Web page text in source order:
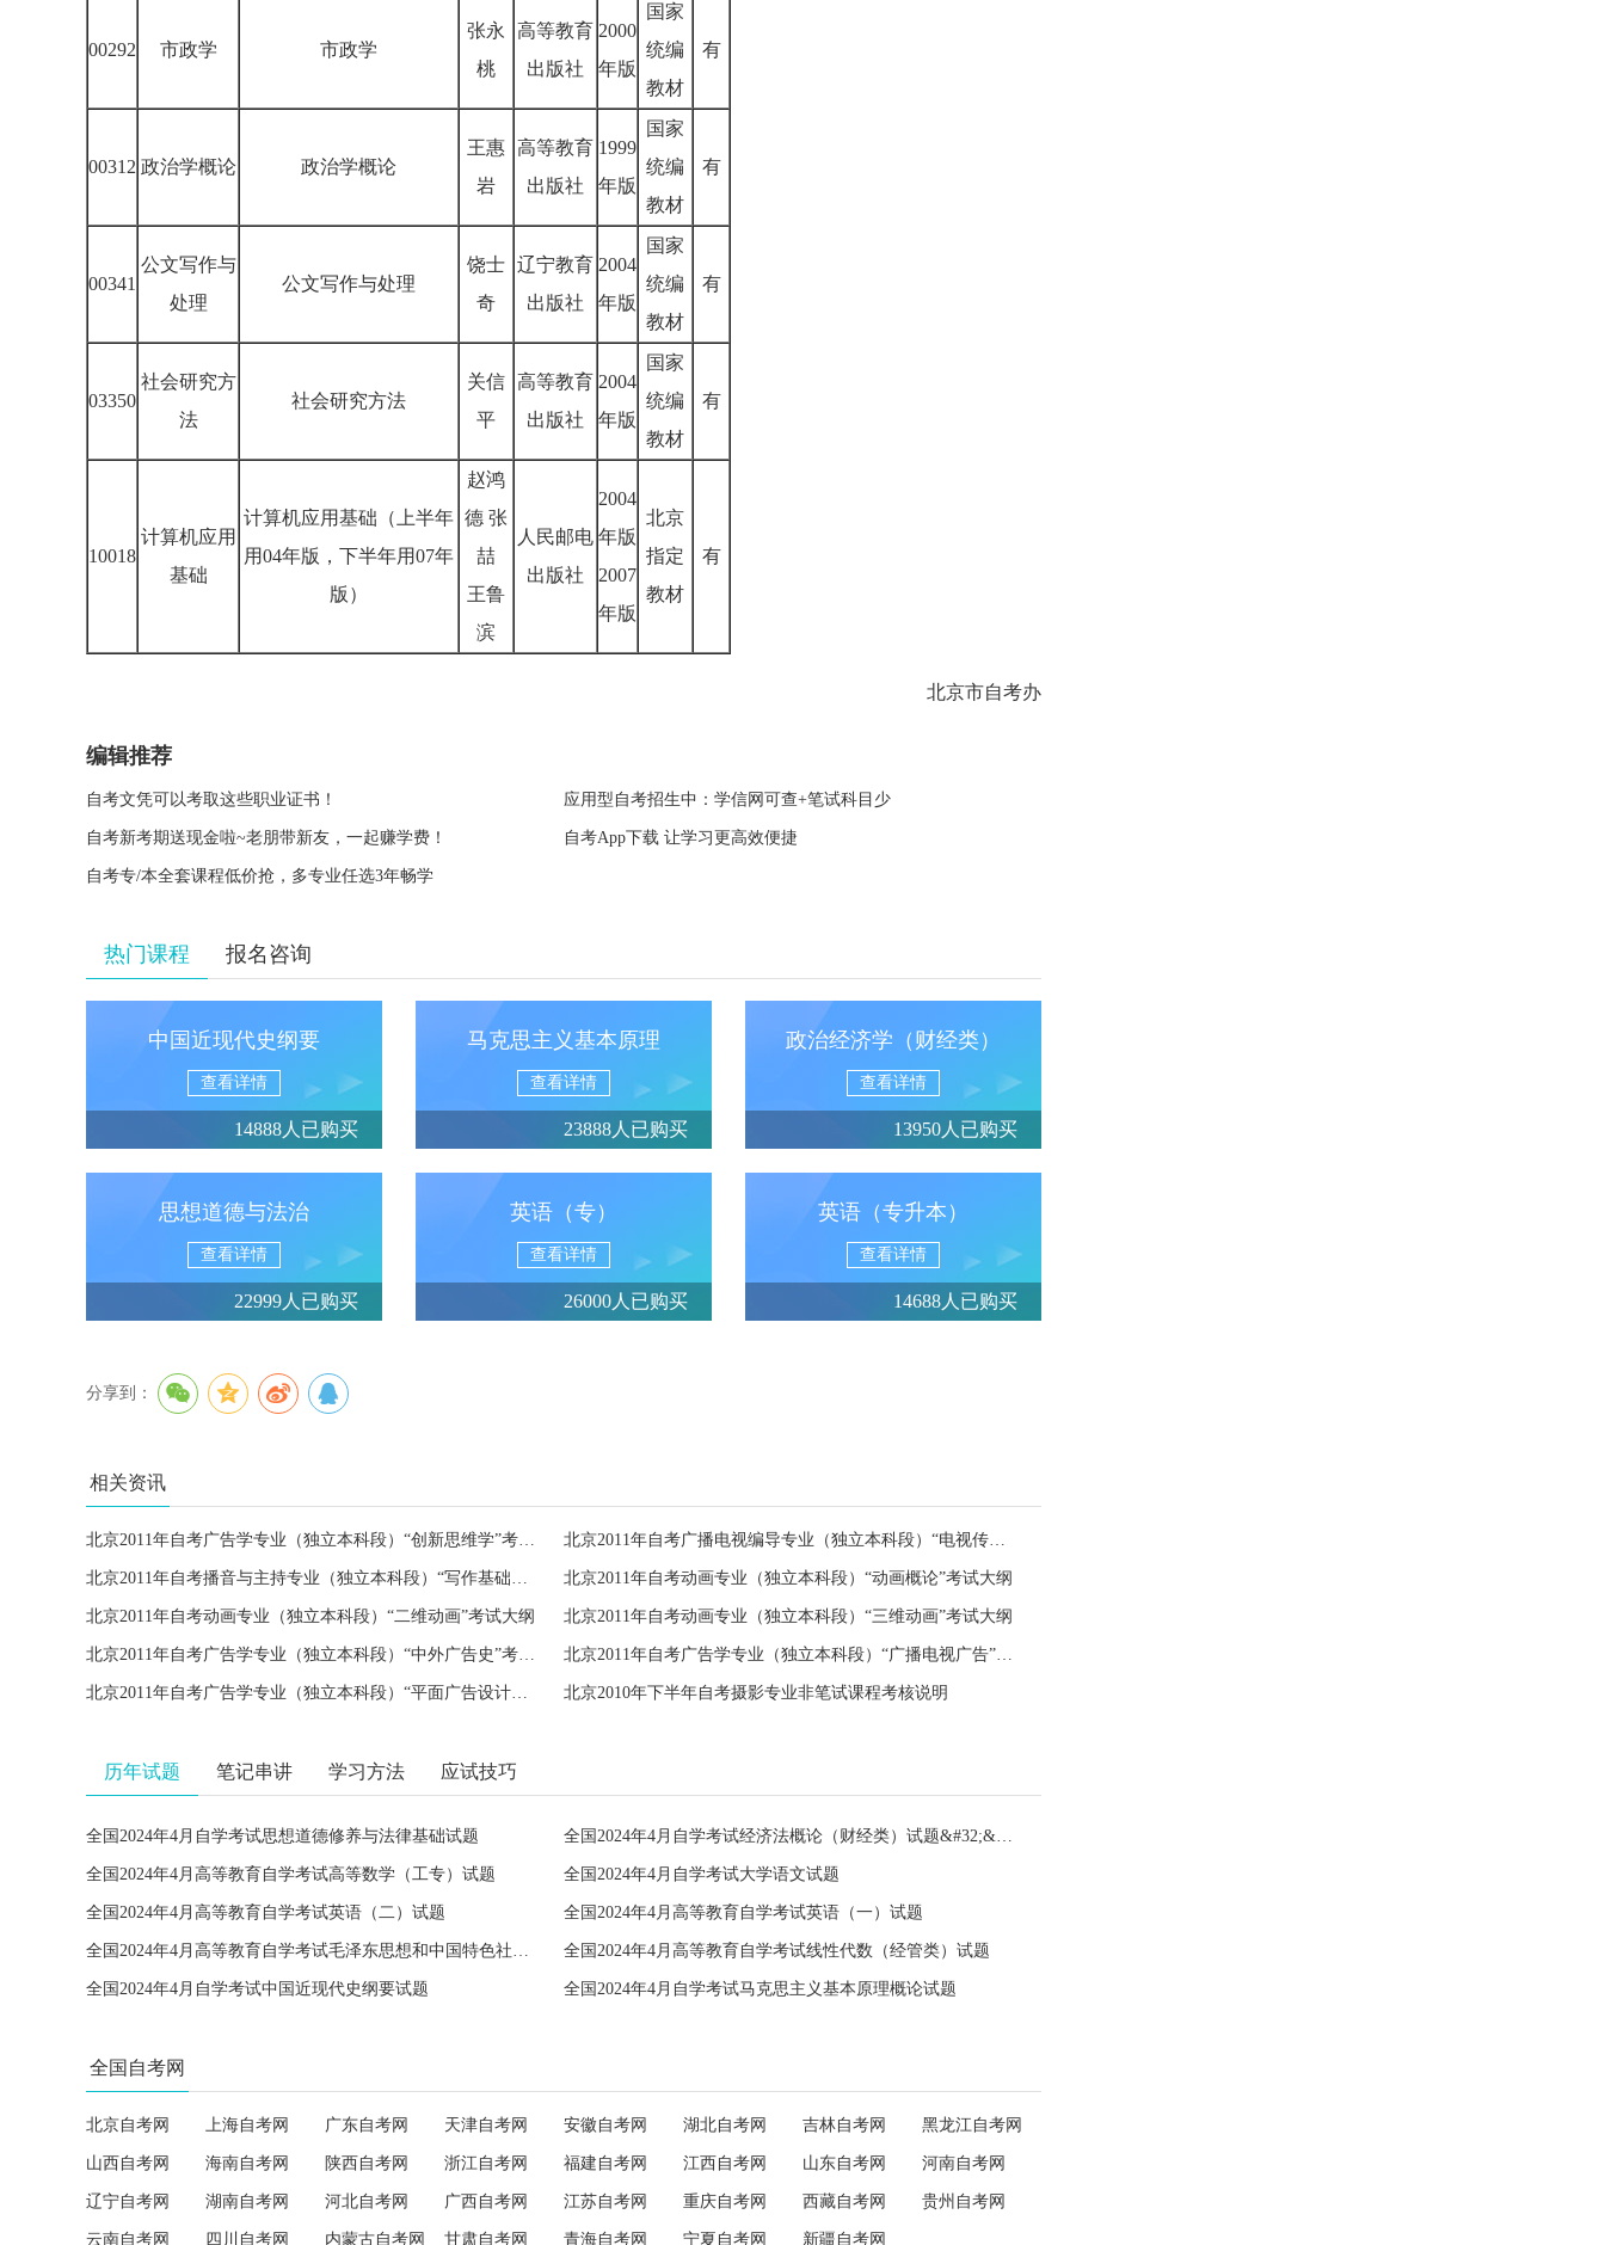
00292 市政学 市政学
张永
桃
高等教育
出版社
2000
年版
国家
统编
教材
有
00312 政治学概论 政治学概论
王惠
岩
高等教育
出版社
1999
年版
国家
统编
教材
有
00341
公文写作与
处理
公文写作与处理
饶士
奇
辽宁教育
出版社
2004
年版
国家
统编
教材
有
03350
社会研究方
法
社会研究方法
关信
平
高等教育
出版社
2004
年版
国家
统编
教材
有
10018
计算机应用
基础
计算机应用基础（上半年
用04年版，下半年用07年
版）
赵鸿
德 张
喆
王鲁
滨
人民邮电
出版社
2004
年版
2007
年版
北京
指定
教材
有
北京市自考办
编辑推荐
自考文凭可以考取这些职业证书！ 应用型自考招生中：学信网可查+笔试科目少
自考新考期送现金啦~老朋带新友，一起赚学费！ 自考App下载 让学习更高效便捷
自考专/本全套课程低价抢，多专业任选3年畅学
热门课程 报名咨询
中国近现代史纲要
查看详情
14888人已购买
马克思主义基本原理
查看详情
23888人已购买
政治经济学（财经类）
查看详情
13950人已购买
思想道德与法治
查看详情
22999人已购买
英语（专）
查看详情
26000人已购买
英语（专升本）
查看详情
14688人已购买
分享到：
相关资讯
北京2011年自考广告学专业（独立本科段）“创新思维学”考试大纲 北京2011年自考广播电视编导专业（独立本科段）“电视传播概论”考试大纲
北京2011年自考播音与主持专业（独立本科段）“写作基础与应用”考试大纲 北京2011年自考动画专业（独立本科段）“动画概论”考试大纲
北京2011年自考动画专业（独立本科段）“二维动画”考试大纲 北京2011年自考动画专业（独立本科段）“三维动画”考试大纲
北京2011年自考广告学专业（独立本科段）“中外广告史”考试大纲 北京2011年自考广告学专业（独立本科段）“广播电视广告”考试大纲
北京2011年自考广告学专业（独立本科段）“平面广告设计（一）”考试大纲 北京2010年下半年自考摄影专业非笔试课程考核说明
历年试题 笔记串讲 学习方法 应试技巧
全国2024年4月自学考试思想道德修养与法律基础试题 全国2024年4月自学考试经济法概论（财经类）试题&#32;&#32;
全国2024年4月高等教育自学考试高等数学（工专）试题 全国2024年4月自学考试大学语文试题
全国2024年4月高等教育自学考试英语（二）试题 全国2024年4月高等教育自学考试英语（一）试题
全国2024年4月高等教育自学考试毛泽东思想和中国特色社会主义理论体系概论试题 全国2024年4月高等教育自学考试线性代数（经管类）试题
全国2024年4月自学考试中国近现代史纲要试题 全国2024年4月自学考试马克思主义基本原理概论试题
全国自考网
北京自考网 上海自考网 广东自考网 天津自考网 安徽自考网 湖北自考网 吉林自考网 黑龙江自考网
山西自考网 海南自考网 陕西自考网 浙江自考网 福建自考网 江西自考网 山东自考网 河南自考网
辽宁自考网 湖南自考网 河北自考网 广西自考网 江苏自考网 重庆自考网 西藏自考网 贵州自考网
云南自考网 四川自考网 内蒙古自考网 甘肃自考网 青海自考网 宁夏自考网 新疆自考网